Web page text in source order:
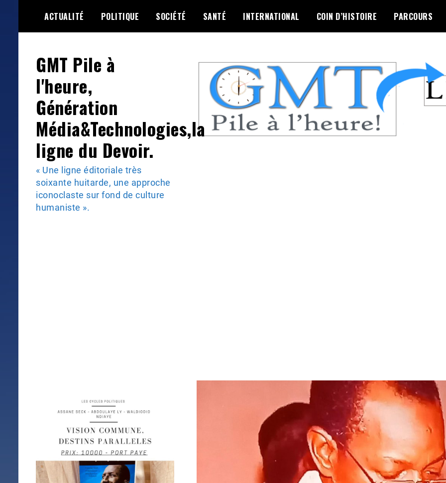
content
ACTUALITÉ POLITIQUE SOCIÉTÉ SANTÉ INTERNATIONAL COIN D’HISTOIRE PARCOURS
GMT Pile à
l'heure,
Génération
Média&Technologies,la
ligne du Devoir.
« Une ligne éditoriale très
soixante huitarde, une approche
iconoclaste sur fond de culture
humaniste ».